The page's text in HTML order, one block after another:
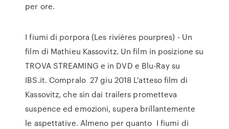
per ore.
I fiumi di porpora (Les rivières pourpres) - Un
film di Mathieu Kassovitz. Un film in posizione su
TROVA STREAMING e in DVD e Blu-Ray su
IBS.it. Compralo 27 giu 2018 L'atteso film di
Kassovitz, che sin dai trailers prometteva
suspence ed emozioni, supera brillantemente
le aspettative. Almeno per quanto I fiumi di